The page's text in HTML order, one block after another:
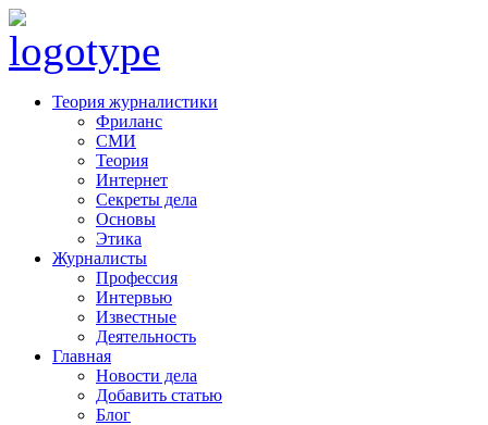
Теория журналистики
Фриланс
СМИ
Теория
Интернет
Секреты дела
Основы
Этика
Журналисты
Профессия
Интервью
Известные
Деятельность
Главная
Новости дела
Добавить статью
Блог